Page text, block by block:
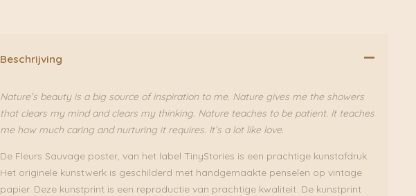
Beschrijving
Nature’s beauty is a big source of inspiration to me. Nature gives me the showers
that clears my mind and clears my thinking. Nature teaches to be patient. It teaches
me how much caring and nurturing it requires. It’s a lot like love.
De Fleurs Sauvage poster, van het label TinyStories is een prachtige kunstafdruk.
Het originele kunstwerk is geschilderd met handgemaakte penselen op vintage
papier. Deze kunstprint is een reproductie van prachtige kwaliteit. De kunstprint